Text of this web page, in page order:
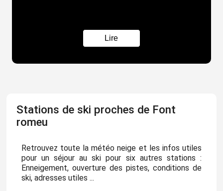
Lire
Stations de ski proches de Font
romeu
Retrouvez toute la météo neige et les infos utiles
pour un séjour au ski pour six autres stations :
Enneigement, ouverture des pistes, conditions de
ski, adresses utiles ...